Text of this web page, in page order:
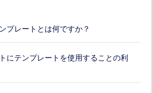
プレートとは何ですか？
にテンプレートを使用することの利